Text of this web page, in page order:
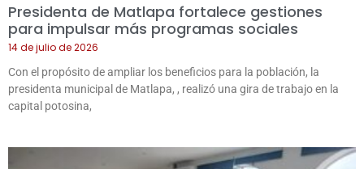
Presidenta de Matlapa fortalece gestiones
para impulsar más programas sociales
14 de julio de 2026
Con el propósito de ampliar los beneficios para la población, la
presidenta municipal de Matlapa, , realizó una gira de trabajo en la
capital potosina,